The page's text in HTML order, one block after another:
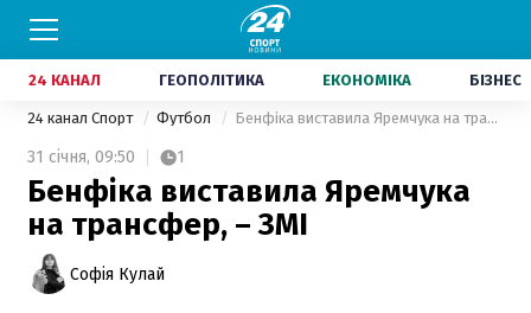
24 КАНАЛ ГЕОПОЛІТИКА ЕКОНОМІКА БІЗНЕС
24 канал Спорт Футбол Бенфіка виставила Яремчука на трансфер, – ЗМІ
31 січня, 09:50 1
Бенфіка виставила Яремчука
на трансфер, – ЗМІ
Софія Кулай